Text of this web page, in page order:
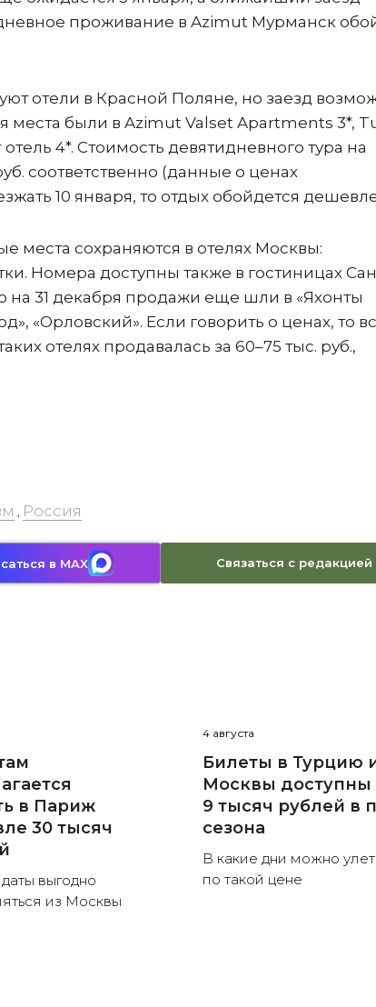
проживание в Azimut Мурманск
отели в Красной Поляне, но заезд
места были в Azimut Valset Apartments 3*,
4*. Стоимость девятидневного тура на
соответственно (данные о ценах
10 января, то отдых обойдется
места сохраняются в отелях Москвы:
Номера доступны также в гостиницах
на 31 декабря продажи еще шли в «Яхонты
«Орловский». Если говорить о ценах, то
отелях продавалась за 60–75 тыс. руб.,
, Россия
в MAX Связаться с редакцией
в Париж
30 тысяч
выгодно
из Москвы
4 августа
Билеты в Турцию
Москвы доступны
9 тысяч рублей в
сезона
В какие дни можно
по такой цене